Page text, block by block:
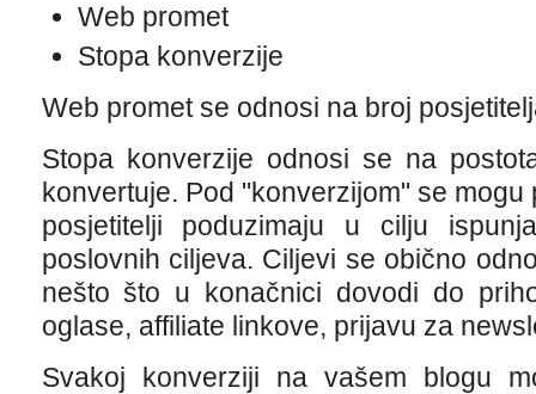
Web promet
Stopa konverzije
Web promet se odnosi na broj
Stopa konverzije odnosi se na
konvertuje. Pod "konverzijom" se
posjetitelji poduzimaju u cilju
poslovnih ciljeva. Ciljevi se obično
nešto što u konačnici dovodi do
oglase, affiliate linkove, prijavu za
Svakoj konverziji na vašem blogu